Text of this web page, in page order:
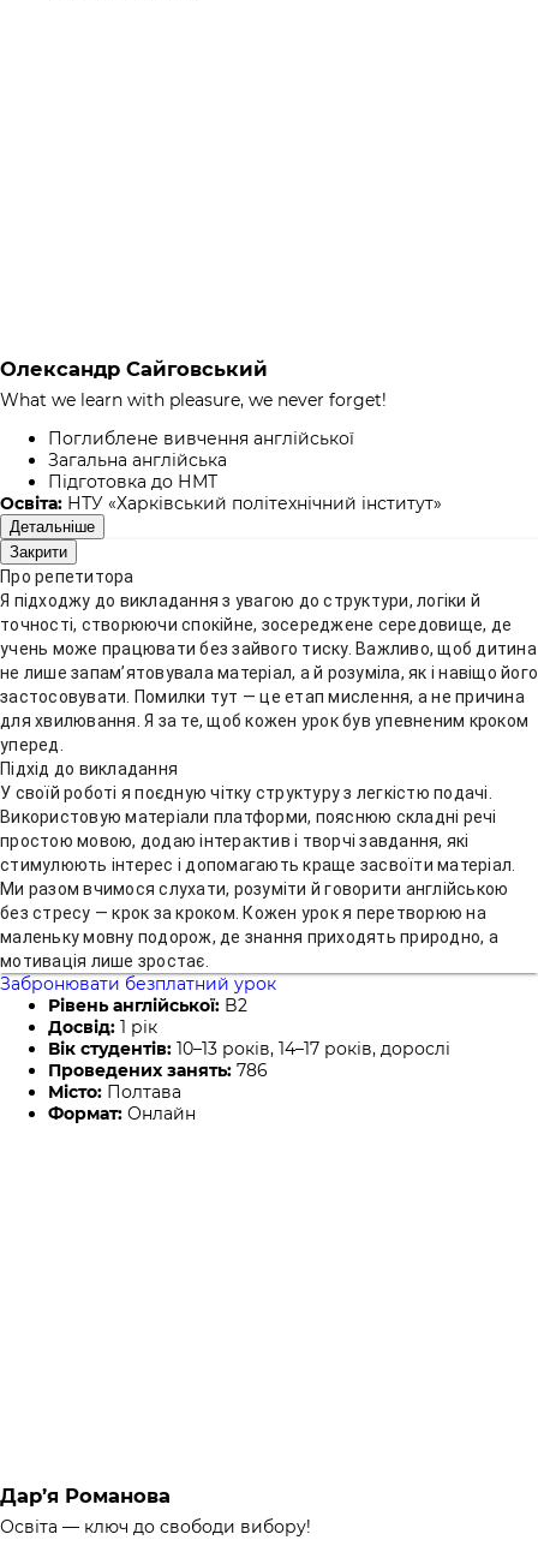
Олександр Сайговський
What we learn with pleasure, we never forget!
Поглиблене вивчення англійської
Загальна англійська
Підготовка до НМТ
Освіта: НТУ «Харківський політехнічний інститут»
Детальніше
Закрити
Про репетитора
Я підходжу до викладання з увагою до структури, логіки й
точності, створюючи спокійне, зосереджене середовище, де
учень може працювати без зайвого тиску. Важливо, щоб дитина
не лише запам’ятовувала матеріал, а й розуміла, як і навіщо його
застосовувати. Помилки тут — це етап мислення, а не причина
для хвилювання. Я за те, щоб кожен урок був упевненим кроком
уперед.
Підхід до викладання
У своїй роботі я поєдную чітку структуру з легкістю подачі.
Використовую матеріали платформи, пояснюю складні речі
простою мовою, додаю інтерактив і творчі завдання, які
стимулюють інтерес і допомагають краще засвоїти матеріал.
Ми разом вчимося слухати, розуміти й говорити англійською
без стресу — крок за кроком. Кожен урок я перетворюю на
маленьку мовну подорож, де знання приходять природно, а
мотивація лише зростає.
Забронювати безплатний урок
Рівень англійської: B2
Досвід: 1 рік
Вік студентів: 10–13 років, 14–17 років, дорослі
Проведених занять: 786
Місто: Полтава
Формат: Онлайн
Дар’я Романова
Освіта — ключ до свободи вибору!